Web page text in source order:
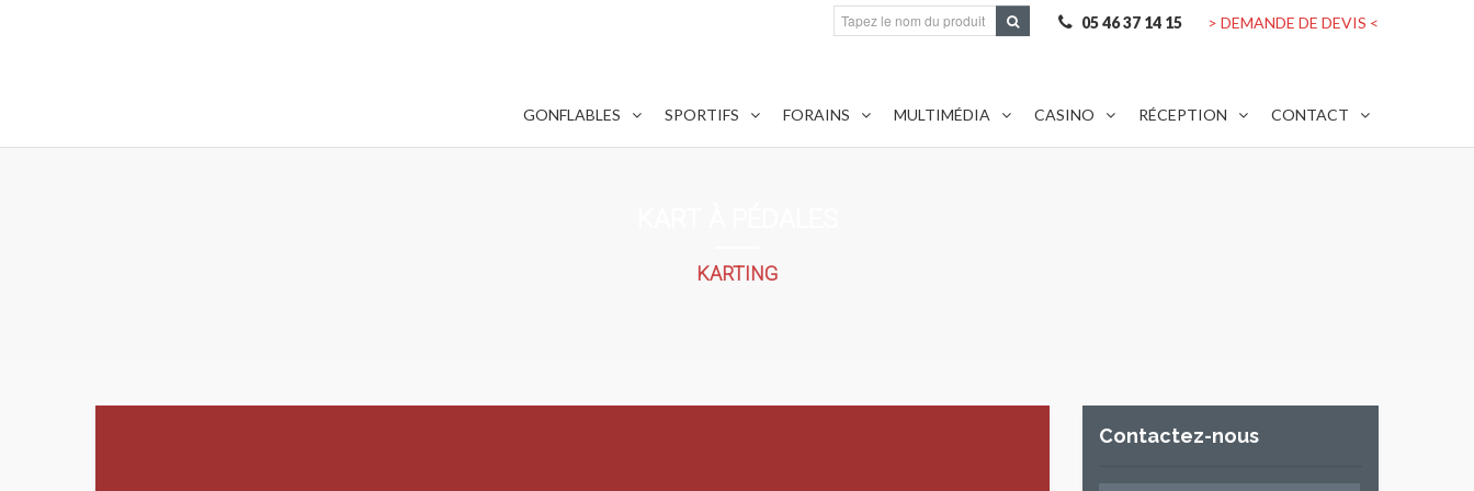
05 46 37 14 15 > DEMANDE DE DEVIS <
GONFLABLES SPORTIFS FORAINS MULTIMÉDIA CASINO RÉCEPTION CONTACT
KARTING
Contactez-nous